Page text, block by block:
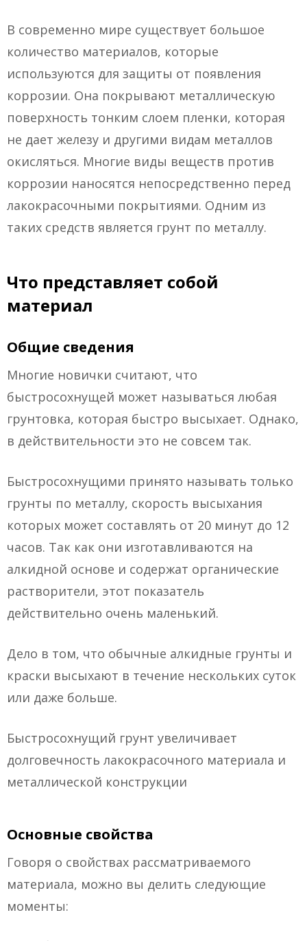
В современно мире существует большое
количество материалов, которые
используются для защиты от появления
коррозии. Она покрывают металлическую
поверхность тонким слоем пленки, которая
не дает железу и другими видам металлов
окисляться. Многие виды веществ против
коррозии наносятся непосредственно перед
лакокрасочными покрытиями. Одним из
таких средств является грунт по металлу.
Что представляет собой
материал
Общие сведения
Многие новички считают, что
быстросохнущей может называться любая
грунтовка, которая быстро высыхает. Однако,
в действительности это не совсем так.
Быстросохнущими принято называть только
грунты по металлу, скорость высыхания
которых может составлять от 20 минут до 12
часов. Так как они изготавливаются на
алкидной основе и содержат органические
растворители, этот показатель
действительно очень маленький.
Дело в том, что обычные алкидные грунты и
краски высыхают в течение нескольких суток
или даже больше.
Быстросохнущий грунт увеличивает
долговечность лакокрасочного материала и
металлической конструкции
Основные свойства
Говоря о свойствах рассматриваемого
материала, можно вы делить следующие
моменты: